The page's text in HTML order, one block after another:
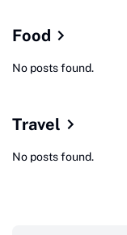
Food
No posts found.
Travel
No posts found.